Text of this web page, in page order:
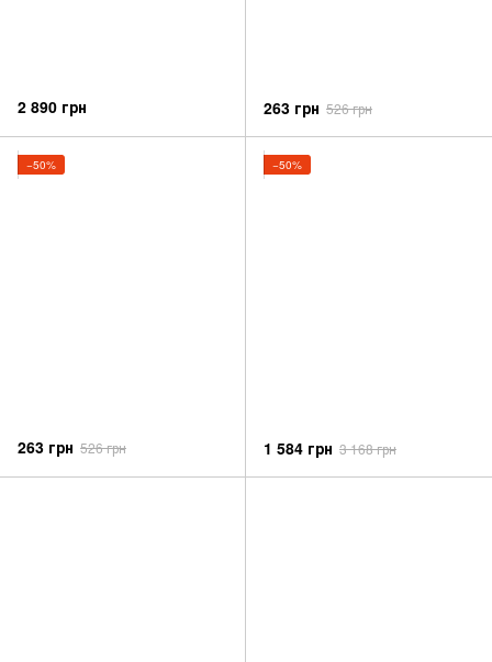
2 890 грн 263 грн 526 грн
−50%
263 грн 526 грн
−50%
1 584 грн 3 168 грн